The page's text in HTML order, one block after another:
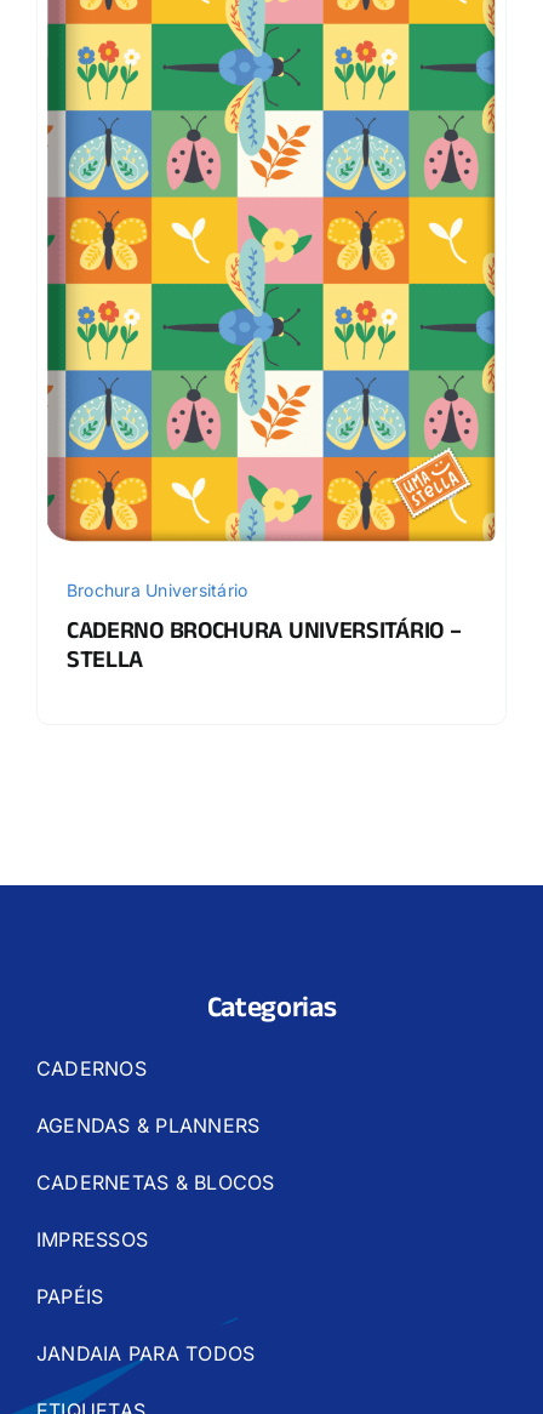
Brochura Universitário
CADERNO BROCHURA UNIVERSITÁRIO –
STELLA
Categorias
CADERNOS
AGENDAS & PLANNERS
CADERNETAS & BLOCOS
IMPRESSOS
PAPÉIS
JANDAIA PARA TODOS